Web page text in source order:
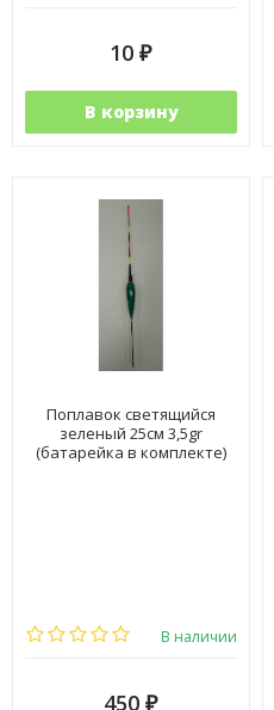
10 ₽
В корзину
Поплавок светящийся
зеленый 25см 3,5gr
(батарейка в комплекте)
В наличии
450 ₽